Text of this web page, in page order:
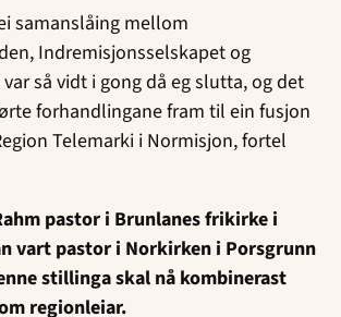
samanslåing mellom
Indremisjonsselskapet og
så vidt i gong då eg slutta, og det
forhandlingane fram til ein fusjon
Telemarki i Normisjon, fortel
pastor i Brunlanes frikirke i
vart pastor i Norkirken i Porsgrunn
stillinga skal nå kombinerast
regionleiar.